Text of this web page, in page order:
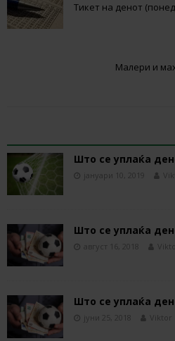
Тикет на денот
Малери и
Што се уплаќа
јануари 10, 2019
Што се уплаќа
август 16, 2018
Што се уплаќа
јуни 25, 2018 Viktor